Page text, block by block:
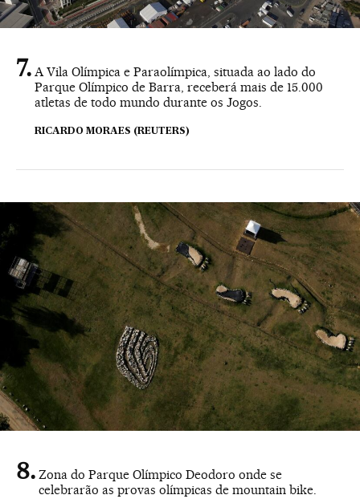
A Vila Olímpica e Paraolímpica, situada ao lado do
Parque Olímpico de Barra, receberá mais de 15.000
atletas de todo mundo durante os Jogos.
RICARDO MORAES (REUTERS)
Zona do Parque Olímpico Deodoro onde se
celebrarão as provas olímpicas de mountain bike.